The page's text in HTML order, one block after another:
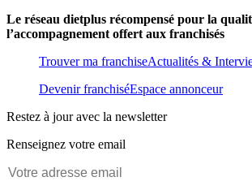
Le réseau dietplus récompensé pour la
l’accompagnement offert aux franchisés
Trouver ma franchiseActualités &
Devenir franchiséEspace annonceur
Restez à jour avec la newsletter
Renseignez votre email